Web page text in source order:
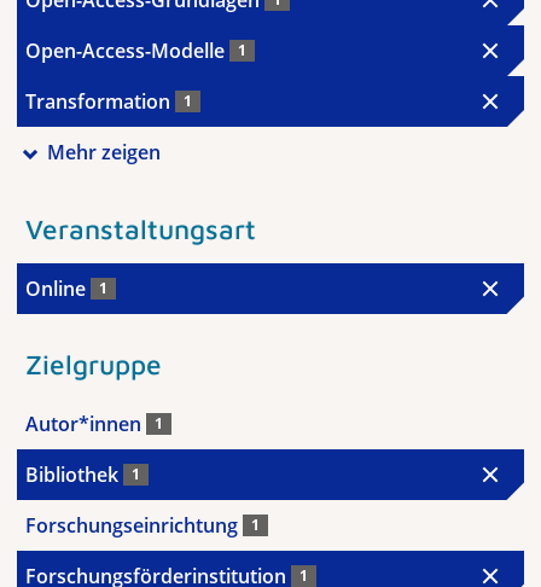
Open-Access-Modelle 1
Transformation 1
Mehr zeigen
Veranstaltungsart
Online 1
Zielgruppe
Autor*innen 1
Bibliothek 1
Forschungseinrichtung 1
Forschungsförderinstitution 1